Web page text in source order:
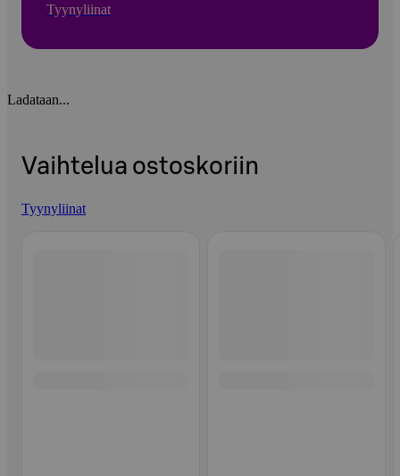
Tyynyliinat
Ladataan...
Vaihtelua ostoskoriin
Tyynyliinat